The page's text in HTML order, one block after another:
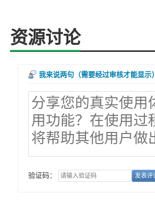
资源讨论
我来说两句 （需要经过审核才能显示）
验证码：